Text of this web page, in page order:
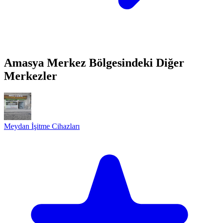
Amasya Merkez Bölgesindeki Diğer
Merkezler
Meydan İşitme Cihazları